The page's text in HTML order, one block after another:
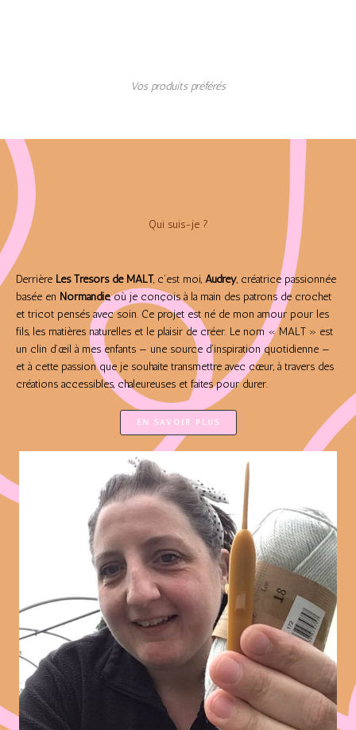
Vos produits préférés
Qui suis-je ?
Derrière Les Trésors de MALT, c’est moi, Audrey, créatrice passionnée
basée en Normandie, où je conçois à la main des patrons de crochet
et tricot pensés avec soin. Ce projet est né de mon amour pour les
fils, les matières naturelles et le plaisir de créer. Le nom « MALT » est
un clin d’œil à mes enfants — une source d’inspiration quotidienne —
et à cette passion que je souhaite transmettre avec cœur, à travers des
créations accessibles, chaleureuses et faites pour durer.
EN SAVOIR PLUS